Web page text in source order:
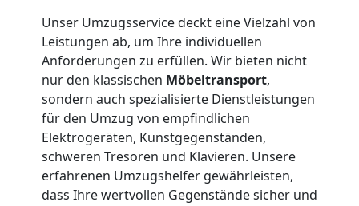
Unser Umzugsservice deckt eine Vielzahl von
Leistungen ab, um Ihre individuellen
Anforderungen zu erfüllen. Wir bieten nicht
nur den klassischen Möbeltransport,
sondern auch spezialisierte Dienstleistungen
für den Umzug von empfindlichen
Elektrogeräten, Kunstgegenständen,
schweren Tresoren und Klavieren. Unsere
erfahrenen Umzugshelfer gewährleisten,
dass Ihre wertvollen Gegenstände sicher und
Mann
LKW
Leonding